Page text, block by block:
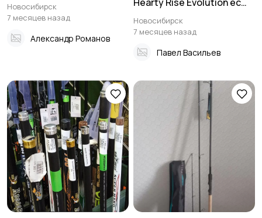
Новосибирск
7 месяцев назад
Александр Романов
-702Н
Новосибирск
7 месяцев назад
Павел Васильев